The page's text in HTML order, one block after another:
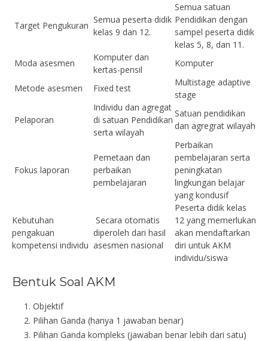
Target Pengukuran
Semua peserta didik
kelas 9 dan 12.
Semua satuan
Pendidikan dengan
sampel peserta didik
kelas 5, 8, dan 11.
Moda asesmen
Komputer dan
kertas-pensil
Komputer
Metode asesmen Fixed test
Multistage adaptive
stage
Pelaporan
Individu dan agregat
di satuan Pendidikan
serta wilayah
Satuan pendidikan
dan agregrat wilayah
Fokus laporan
Pemetaan dan
perbaikan
pembelajaran
Perbaikan
pembelajaran serta
peningkatan
lingkungan belajar
yang kondusif
Kebutuhan
pengakuan
kompetensi individu
Secara otomatis
diperoleh dari hasil
asesmen nasional
Peserta didik kelas
12 yang memerlukan
akan mendaftarkan
diri untuk AKM
individu/siswa
Bentuk Soal AKM
Objektif
Pilihan Ganda (hanya 1 jawaban benar)
Pilihan Ganda kompleks (jawaban benar lebih dari satu)